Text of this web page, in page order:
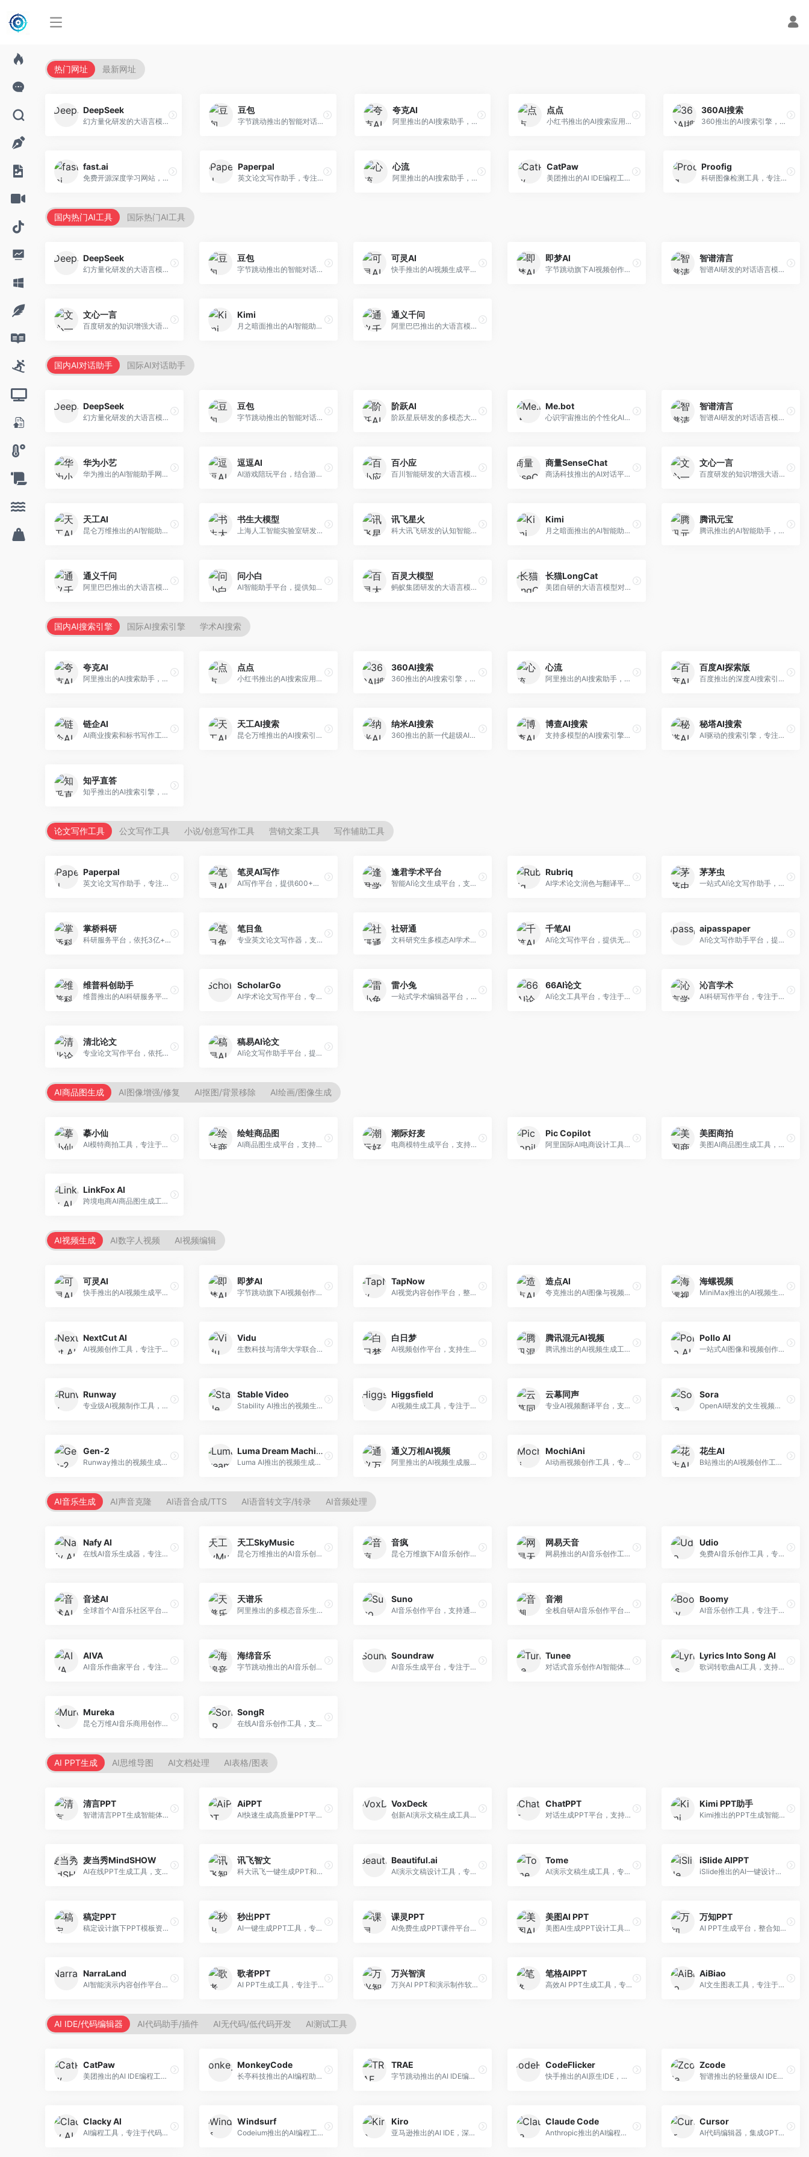
热门网址 最新网址
DeepSeek
幻方量化研发的大语言模型平台，专注于深度推理和代码生成能力。面向开发者、研究人员和技术爱好者，提供强大的逻辑推理和数学计算功能，开源生态完善，API接口友好。
豆包
字节跳动推出的智能对话助手平台，提供文本创作、知识问答、英语学习等多种AI服务。面向普通用户和内容创作者，支持多轮对话和文件解析，免费使用，响应速度快，中文理解能力强。
夸克AI
阿里推出的AI搜索助手，整合搜索与AI功能。面向年轻用户，提供智能搜索、文档处理、学习辅助等服务，与夸克生态深度整合。
点点
小红书推出的AI搜索应用，专注于生活方式内容搜索。面向小红书用户，提供生活攻略、消费决策、内容推荐等服务，生活方式内容丰富。
360AI搜索
360推出的AI搜索引擎，专注于安全智能搜索。面向普通用户，提供智能问答、网页搜索、内容整理等服务，安全防护能力强。
fast.ai
免费开源深度学习网站，专注于实用AI教学。面向开发者，提供免费深度学习课程、实战项目、代码库等资源，学习门槛低。
Paperpal
英文论文写作助手，专注于学术英语润色。面向需要发表国际期刊的研究者，提供语法检查、学术表达优化、格式规范等服务，英语表达地道专业。
心流
阿里推出的AI搜索助手，专注于智能信息获取。面向普通用户，提供智能搜索、内容整理、知识问答等服务，与阿里生态深度整合。
CatPaw
美团推出的AI IDE编程工具，专注于本地开发生态。面向开发者，提供智能代码补全、代码生成、项目管理等服务，本地开发体验好。
Proofig
科研图像检测工具，专注于学术图像完整性验证。面向科研人员，提供图像检测、重复分析、报告生成等服务，学术检测专业。
国内热门AI工具 国际热门AI工具
DeepSeek
幻方量化研发的大语言模型平台，专注于深度推理和代码生成能力。面向开发者、研究人员和技术爱好者，提供强大的逻辑推理和数学计算功能，开源生态完善，API接口友好。
豆包
字节跳动推出的智能对话助手平台，提供文本创作、知识问答、英语学习等多种AI服务。面向普通用户和内容创作者，支持多轮对话和文件解析，免费使用，响应速度快，中文理解能力强。
可灵AI
快手推出的AI视频生成平台，支持文生视频和图生视频，可生成长达2分钟的高质量视频内容。面向短视频创作者和营销人员，操作简便，生成效果逼真，适合商业推广和创意表达。
即梦AI
字节跳动旗下AI视频创作平台，支持多模态内容生成。面向内容创作者和营销人员，提供文生视频、图生视频、智能剪辑等功能，中文理解能力强，创作效率高。
智谱清言
智谱AI研发的对话语言模型，支持中英双语交互。面向中文用户和开发者，提供知识问答、代码编写、文档解读等服务，开源生态完善，学术研究背景深厚。
文心一言
百度研发的知识增强大语言模型，深度融合百度知识图谱和搜索能力。面向中文用户，提供知识问答、文本创作、逻辑推理等服务，中文语境理解准确，知识覆盖面广。
Kimi
月之暗面推出的AI智能助手，核心优势在于超长文本处理能力，支持20万字以上文档分析。面向学术研究者、职场人士和内容创作者，提供文档解读、PPT生成、联网搜索等综合服务。
通义千问
阿里巴巴推出的大语言模型平台，提供对话问答、文档处理、图像理解、代码编写等全方位AI服务。面向企业用户和个人开发者，集成阿里云生态，支持多模态交互，企业级安全保障。
国内AI对话助手 国际AI对话助手
DeepSeek
幻方量化研发的大语言模型平台，专注于深度推理和代码生成能力。面向开发者、研究人员和技术爱好者，提供强大的逻辑推理和数学计算功能，开源生态完善，API接口友好。
豆包
字节跳动推出的智能对话助手平台，提供文本创作、知识问答、英语学习等多种AI服务。面向普通用户和内容创作者，支持多轮对话和文件解析，免费使用，响应速度快，中文理解能力强。
阶跃AI
阶跃星辰研发的多模态大模型平台，支持文本、图像、视频的综合理解与生成。面向创作者和企业客户，提供内容创作、智能分析等服务，多模态能力突出。
Me.bot
心识宇宙推出的个性化AI伴侣，专注于情感交互和个人助理服务。面向个人用户，支持日程管理、情感陪伴、知识问答等功能，交互体验人性化。
智谱清言
智谱AI研发的对话语言模型，支持中英双语交互。面向中文用户和开发者，提供知识问答、代码编写、文档解读等服务，开源生态完善，学术研究背景深厚。
华为小艺
华为推出的AI智能助手网页端，深度整合鸿蒙生态和华为云服务。面向华为设备用户，支持语音交互、智能问答、设备控制等功能，与华为硬件生态无缝衔接。
逗逗AI
AI游戏陪玩平台，结合游戏理解和自然语言交互技术。面向游戏玩家，提供游戏攻略、陪玩互动、社交聊天等服务，游戏知识丰富，互动体验有趣。
百小应
百川智能研发的大语言模型助手，专注于中文理解和生成。面向中文用户，提供知识问答、文本创作、代码辅助等服务，模型参数规模大，中文表达流畅自然。
商量SenseChat
商汤科技推出的AI对话平台，结合计算机视觉和自然语言处理技术。面向企业用户和开发者，支持多模态交互，视觉理解能力强，适合智能客服和内容创作场景。
文心一言
百度研发的知识增强大语言模型，深度融合百度知识图谱和搜索能力。面向中文用户，提供知识问答、文本创作、逻辑推理等服务，中文语境理解准确，知识覆盖面广。
天工AI
昆仑万维推出的AI智能助手，集成搜索、对话、创作等多种能力。面向普通用户和内容创作者，支持联网搜索、文本生成、图像理解等功能，响应速度快，免费使用。
书生大模型
上海人工智能实验室研发的开源大模型系列，支持多尺度和多模态。面向研究机构和开发者，开源生态完善，学术研究背景深厚，适合科研和定制开发。
讯飞星火
科大讯飞研发的认知智能大模型，深度融合语音识别和自然语言处理技术。面向企业用户和教育领域，提供语音交互、文档处理、代码生成等服务，中文语音识别准确率高。
Kimi
月之暗面推出的AI智能助手，核心优势在于超长文本处理能力，支持20万字以上文档分析。面向学术研究者、职场人士和内容创作者，提供文档解读、PPT生成、联网搜索等综合服务。
腾讯元宝
腾讯推出的AI智能助手，整合微信生态和腾讯云服务。面向普通用户和企业客户，支持文档解析、图像理解、联网搜索等功能，与腾讯产品无缝衔接，办公协作便捷。
通义千问
阿里巴巴推出的大语言模型平台，提供对话问答、文档处理、图像理解、代码编写等全方位AI服务。面向企业用户和个人开发者，集成阿里云生态，支持多模态交互，企业级安全保障。
问小白
AI智能助手平台，提供知识问答、文本创作、文档处理等服务。面向普通用户和职场人士，操作简便，响应速度快，支持多场景应用。
百灵大模型
蚂蚁集团研发的大语言模型平台，专注于金融科技和企业服务。面向金融机构和企业客户，提供智能客服、风险分析、文档处理等服务，金融场景理解深入。
长猫LongCat
美团自研的大语言模型对话平台，专注于本地生活服务场景。面向美团生态用户，提供智能推荐、服务问答等功能，本地生活知识覆盖全面。
国内AI搜索引擎 国际AI搜索引擎 学术AI搜索
夸克AI
阿里推出的AI搜索助手，整合搜索与AI功能。面向年轻用户，提供智能搜索、文档处理、学习辅助等服务，与夸克生态深度整合。
点点
小红书推出的AI搜索应用，专注于生活方式内容搜索。面向小红书用户，提供生活攻略、消费决策、内容推荐等服务，生活方式内容丰富。
360AI搜索
360推出的AI搜索引擎，专注于安全智能搜索。面向普通用户，提供智能问答、网页搜索、内容整理等服务，安全防护能力强。
心流
阿里推出的AI搜索助手，专注于智能信息获取。面向普通用户，提供智能搜索、内容整理、知识问答等服务，与阿里生态深度整合。
百度AI探索版
百度推出的深度AI搜索引擎，整合百度知识图谱。面向中文用户，提供智能问答、知识探索、内容生成等服务，知识覆盖面广。
链企AI
AI商业搜索和标书写作工具，专注于企业服务场景。面向企业用户，提供商业信息搜索、标书生成、企业分析等服务，商业信息专业。
天工AI搜索
昆仑万维推出的AI搜索引擎，整合大模型与搜索能力。面向普通用户，提供智能问答、深度搜索、内容整理等服务，中文搜索体验好。
纳米AI搜索
360推出的新一代超级AI搜索，深度整合360搜索资源。面向普通用户，提供智能问答、多模态搜索、内容生成等服务，安全可靠。
博查AI搜索
支持多模型的AI搜索引擎，整合多种大模型能力。面向AI爱好者，提供多模型搜索、答案对比、深度分析等服务，模型选择灵活。
秘塔AI搜索
AI驱动的搜索引擎，专注于无广告直达结果。面向研究者和信息获取需求者，提供深度搜索、来源标注、答案整理等服务，搜索结果干净准确，信息可信度高。
知乎直答
知乎推出的AI搜索引擎，专注于知识问答场景。面向知识获取者，提供知乎内容搜索、智能问答、知识整理等服务，专业知识丰富。
论文写作工具 公文写作工具 小说/创意写作工具 营销文案工具 写作辅助工具
Paperpal
英文论文写作助手，专注于学术英语润色。面向需要发表国际期刊的研究者，提供语法检查、学术表达优化、格式规范等服务，英语表达地道专业。
笔灵AI写作
AI写作平台，提供600+写作模板。面向学生、职场人士和内容创作者，支持论文、公文、营销文案等多种文体，模板丰富，一键生成，写作效率大幅提升。
逢君学术平台
智能AI论文生成平台，支持查重检测。面向高校学生和研究人员，提供论文选题、内容生成、查重修改等一站式服务，学术写作流程完整。
Rubriq
AI学术论文润色与翻译平台。面向国际期刊投稿者，提供论文润色、翻译、格式调整等服务，支持多语言，学术表达专业规范。
茅茅虫
一站式AI论文写作助手，覆盖学术写作全场景。面向高校学生和科研人员，提供开题报告、文献综述、论文正文等写作服务，支持多学科多类型论文，操作简便。
掌桥科研
科研服务平台，依托3亿+真实文献数据库。面向学术研究者和学生，提供文献检索、论文写作、科研数据分析等服务，文献资源丰富，学术支持专业。
笔目鱼
专业英文论文写作器，支持学术论文全流程。面向留学生和国际期刊投稿者，提供英文论文撰写、润色、格式调整等服务，学术英语表达规范。
社研通
文科研究生多模态AI学术写作平台。面向文科研究生和社科研究者，提供文献综述、理论分析、定性研究辅助等服务，文科研究方法论支持完善。
千笔AI
AI论文写作平台，提供无限改稿服务。面向高校学生和学术研究者，支持论文选题、大纲生成、内容撰写、查重修改等全流程服务，改稿次数不限，服务质量有保障。
aipasspaper
AI论文写作助手平台，提供智能化的学术写作支持。面向大学生和研究人员，支持多种学科论文生成，提供参考文献管理和格式规范服务，写作效率高。
维普科创助手
维普推出的AI科研服务平台，整合学术资源与智能写作。面向科研人员和高校师生，提供文献检索、论文写作、查重检测等一站式服务，学术资源权威可靠。
ScholarGo
AI学术论文写作平台，专注于理工科领域的逻辑构建。面向理工科研究生和科研工作者，提供公式编辑、数据分析、论文结构优化等服务，理工科写作逻辑严谨。
雷小兔
一站式学术编辑器平台，覆盖论文写作全流程。面向高校学生和科研人员，提供选题分析、文献检索、论文生成、查重降重等服务，操作流程清晰，学术写作效率显著提升。
66AI论文
AI论文工具平台，专注于高质量低查重论文生成。面向大学生和研究生，提供论文写作、降重修改等服务，生成内容原创度高，查重率低。
沁言学术
AI科研写作平台，专注于学术研究辅助。面向研究生和科研工作者，提供文献分析、研究方法指导、论文撰写等服务，学术资源丰富，研究支持全面。
清北论文
专业论文写作平台，依托高校学术资源。面向本科生和研究生，提供论文指导、写作辅助、查重检测等服务，学术规范性强，适合追求高质量论文的用户。
稿易AI论文
AI论文写作助手平台，提供智能化学术写作支持。面向高校学生，支持多种论文类型生成，提供参考文献管理和格式规范服务，操作流程简单。
AI商品图生成 AI图像增强/修复 AI抠图/背景移除 AI绘画/图像生成
摹小仙
AI模特商拍工具，专注于服装电商。面向服装电商卖家，提供虚拟模特试穿、商品展示图生成等服务，模特形象多样，拍摄成本低。
绘蛙商品图
AI商品图生成平台，支持模特换装和场景生成。面向电商卖家，提供商品上身效果展示、场景化商品图生成等服务，电商营销效果显著。
潮际好麦
电商模特生成平台，支持AI虚拟模特创作。面向服装和配饰电商，提供模特试穿、商品展示、营销素材生成等服务，模特形象可定制。
Pic Copilot
阿里国际AI电商设计工具，专注于跨境电商。面向跨境电商卖家，提供商品图优化、营销海报生成、多语言适配等服务，海外市场适配性强。
美图商拍
美图AI商品图生成工具，整合美图生态。面向电商卖家，提供商品图美化、模特替换、场景生成等服务，移动端操作便捷。
LinkFox AI
跨境电商AI商品图生成工具。面向跨境电商卖家，支持多语言商品图生成、模特替换、场景优化等服务，适配海外电商平台需求。
AI视频生成 AI数字人视频 AI视频编辑
可灵AI
快手推出的AI视频生成平台，支持文生视频和图生视频，可生成长达2分钟的高质量视频内容。面向短视频创作者和营销人员，操作简便，生成效果逼真，适合商业推广和创意表达。
即梦AI
字节跳动旗下AI视频创作平台，支持多模态内容生成。面向内容创作者和营销人员，提供文生视频、图生视频、智能剪辑等功能，中文理解能力强，创作效率高。
TapNow
AI视觉内容创作平台，整合图像与视频生成能力。面向内容创作者，提供文生图、文生视频、智能编辑等服务，创作工具丰富，一站式体验便捷。
造点AI
夸克推出的AI图像与视频创作平台。面向普通用户和内容创作者，提供文生图、文生视频等功能，操作简便，与夸克生态深度整合。
海螺视频
MiniMax推出的AI视频生成工具，支持高质量视频创作。面向内容创作者，提供文生视频、视频编辑等功能，生成速度快，视频效果自然流畅。
NextCut AI
AI视频创作工具，专注于智能剪辑和视频生成。面向视频创作者，提供智能剪辑、视频生成、特效添加等功能，剪辑效率高，适合快节奏内容生产。
Vidu
生数科技与清华大学联合研发的AI视频生成大模型。面向视频创作者和内容生产者，支持文生视频、图生视频，视频质量高，物理运动理解准确，国产视频生成领先工具。
白日梦
AI视频创作平台，支持生成长达50分钟的长视频内容。面向长视频创作者和内容生产者，支持故事视频生成、视频编辑等功能，适合叙事性内容创作。
腾讯混元AI视频
腾讯推出的AI视频生成工具，基于混元大模型。面向腾讯生态用户和内容创作者，支持文生视频、视频编辑等功能，与腾讯产品生态深度整合。
Pollo AI
一站式AI图像和视频创作平台，整合多种生成工具。面向内容创作者，提供文生图、文生视频、视频编辑等服务，创作工具全面，一站式体验便捷。
Runway
专业级AI视频制作工具，支持视频生成与编辑。面向影视制作人和创意工作者，提供文生视频、视频编辑、绿幕抠像等专业功能，视频处理能力强，适合专业创作场景。
Stable Video
Stability AI推出的视频生成模型，开源可部署。面向开发者和专业创作者，支持视频生成、视频编辑等功能，开源生态完善，定制化程度高。
Higgsfield
AI视频生成工具，专注于高质量视频内容创作。面向视频创作者和营销人员，支持文生视频、视频编辑等功能，视频效果逼真，适合商业应用。
云幕同声
专业AI视频翻译平台，支持视频多语言配音和字幕生成。面向跨境电商和内容出海从业者，提供视频翻译、配音、字幕生成等服务，多语言支持完善。
Sora
OpenAI研发的文生视频大模型，可根据文字描述生成长达60秒的高清视频。面向影视创作者、广告从业者和内容生产者，视频连贯性强，物理世界理解准确，代表了AI视频生成的最高水平。
Gen-2
Runway推出的视频生成模型，专注于文生视频和视频风格转换。面向影视制作人和创意工作者，支持文本到视频、图像到视频等多种生成模式，视频质量专业级。
Luma Dream Machine
Luma AI推出的视频生成工具，专注于高质量视频创作。面向影视创作者和内容生产者，支持文生视频、图生视频，视频质量高，物理运动流畅自然。
通义万相AI视频
阿里推出的AI视频生成服务，整合图像与视频创作能力。面向电商和营销从业者，支持商品视频生成、营销视频制作等服务，商业应用场景丰富。
MochiAni
AI动画视频创作工具，专注于动画内容生成。面向动画创作者和二次元内容生产者，支持动画风格视频生成，动画效果流畅，适合动漫内容创作。
花生AI
B站推出的AI视频创作工具，专注于短视频内容生成。面向B站创作者，支持视频生成、视频编辑等功能，与B站平台深度整合，创作效率高。
AI音乐生成 AI声音克隆 AI语音合成/TTS AI语音转文字/转录 AI音频处理
Nafy AI
在线AI音乐生成器，专注于快速音乐创作。面向内容创作者，支持多种风格音乐生成，操作简便，生成速度快，适合快速配乐需求。
天工SkyMusic
昆仑万维推出的AI音乐创作平台，基于天工大模型。面向音乐创作者，支持歌词生成、旋律创作、音乐编曲等服务，中文音乐创作能力强。
音疯
昆仑万维旗下AI音乐创作平台，专注于音乐内容生成。面向音乐爱好者和内容创作者，提供多种风格音乐生成，操作简便，创作速度快。
网易天音
网易推出的AI音乐创作工具，支持作词、作曲与编曲。面向音乐爱好者和独立音乐人，提供歌词生成、旋律创作、编曲制作等服务，与网易云音乐生态深度整合。
Udio
免费AI音乐创作工具，专注于高质量音乐生成。面向音乐创作者和内容制作者，支持多种音乐风格生成，音质专业，创作自由度高，适合专业音乐制作场景。
音述AI
全球首个AI音乐社区平台，整合创作与分享功能。面向音乐创作者和爱好者，提供音乐创作、作品分享、社区交流等服务，社区氛围活跃。
天谱乐
阿里推出的多模态音乐生成平台，整合音频与文本理解能力。面向内容创作者，支持歌词生成、旋律创作、音乐编辑等服务，与阿里生态深度整合。
Suno
AI音乐创作平台，支持通过文字描述生成完整歌曲，包含歌词、旋律和人声。面向音乐爱好者、内容创作者和独立音乐人，操作门槛低，创作速度快，支持多种音乐风格，为音乐创作带来全新可能。
音潮
全栈自研AI音乐创作平台，支持从创作到发布的完整流程。面向独立音乐人和音乐工作室，提供作词作曲、编曲混音、音乐发布等服务，创作工具专业。
Boomy
AI音乐创作工具，专注于快速音乐生成与发布。面向音乐爱好者和业余创作者，支持一键生成原创音乐，可直接发布到音乐平台，创作门槛低。
AIVA
AI音乐作曲家平台，专注于古典和影视配乐创作。面向影视制作人和游戏开发者，提供原创音乐生成、配乐定制等服务，音乐风格专业，适合影视游戏配乐。
海绵音乐
字节跳动推出的AI音乐创作平台，支持多风格音乐生成。面向内容创作者和音乐爱好者，提供歌词创作、旋律生成、编曲制作等服务，创作效率高，适合短视频配乐。
Soundraw
AI音乐生成平台，专注于免版税音乐创作。面向视频创作者和内容制作者，提供背景音乐生成、音乐定制等服务，音乐版权清晰，适合视频配乐场景。
Tunee
对话式音乐创作AI智能体，支持自然语言交互创作。面向音乐爱好者，通过对话方式完成音乐创作，交互体验友好，创作过程直观。
Lyrics Into Song AI
歌词转歌曲AI工具，支持将歌词转化为完整歌曲。面向歌词创作者和音乐爱好者，提供歌词谱曲、编曲制作等服务，歌词音乐化效率高。
Mureka
昆仑万维AI音乐商用创作平台，专注于商业音乐授权。面向企业和商业用户，提供版权音乐生成、商用授权等服务，音乐版权清晰，商业应用安全。
SongR
在线AI音乐创作工具，支持歌词与旋律一体化生成。面向内容创作者和音乐爱好者，提供歌词创作、旋律生成、音乐制作等服务，操作简便，创作速度快。
AI PPT生成 AI思维导图 AI文档处理 AI表格/图表
清言PPT
智谱清言PPT生成智能体，基于GLM大模型。面向智谱用户，支持对话生成PPT、内容优化等服务，与智谱生态深度整合。
AiPPT
AI快速生成高质量PPT平台，支持主题定制。面向职场人士和学生，提供一键生成、模板选择、内容优化等服务，PPT制作速度快，设计质量高。
VoxDeck
创新AI演示文稿生成工具，支持语音交互创作。面向职场人士，支持语音输入、PPT生成、内容优化等功能，语音创作体验便捷。
ChatPPT
对话生成PPT平台，支持自然语言交互创作。面向职场人士和教育工作者，通过对话方式完成PPT制作，交互体验友好，创作过程直观。
Kimi PPT助手
Kimi推出的PPT生成智能体，整合长文本处理能力。面向职场人士和学生，支持文档解析、PPT生成、内容优化等服务，与Kimi生态深度整合。
麦当秀MindSHOW
AI在线PPT生成工具，支持思维导图转PPT。面向职场人士，提供思维导图导入、PPT生成、模板选择等服务，思维导图转PPT效率高。
讯飞智文
科大讯飞一键生成PPT和Word工具，整合语音技术。面向职场人士，支持语音输入、文档生成、格式调整等功能，办公效率显著提升。
Beautiful.ai
AI演示文稿设计工具，专注于自动化设计排版。面向职场人士，提供智能排版、模板选择、设计优化等服务，设计美观度高。
Tome
AI演示文稿生成工具，专注于故事化演示创作。面向创业者和营销人员，提供故事叙述、视觉设计、内容生成等服务，演示文稿叙事性强。
iSlide AIPPT
iSlide推出的AI一键设计精美PPT工具。面向PPT设计用户，提供模板库、内容生成、设计优化等服务，与iSlide插件深度整合。
稿定PPT
稿定设计旗下PPT模板资源库，整合AI生成功能。面向设计师和职场人士，提供海量PPT模板、AI内容生成等服务，模板质量高。
秒出PPT
AI一键生成PPT工具，专注于快速演示文稿制作。面向职场人士，支持主题输入、内容生成、模板套用等功能，PPT生成速度快，适合紧急制作场景。
课灵PPT
AI免费生成PPT课件平台，专注于教育场景。面向教师和教育工作者，提供课件生成、教学设计、模板选择等服务，教育适配性强。
美图AI PPT
美图AI生成PPT设计工具，整合图像处理能力。面向设计师和职场人士，提供PPT生成、图片美化、设计优化等服务，视觉设计美观。
万知PPT
AI PPT生成平台，整合知识库与创作功能。面向职场人士，支持内容检索、PPT生成、设计优化等服务，知识整合能力强。
NarraLand
AI智能演示内容创作平台，专注于叙事演示。面向内容创作者，提供故事创作、演示生成、动画设计等服务，演示内容生动有趣。
歌者PPT
AI PPT生成工具，专注于演示文稿智能创作。面向职场人士，支持主题输入、内容生成、设计美化等功能，PPT制作效率高。
万兴智演
万兴AI PPT和演示制作软件，整合视频演示功能。面向职场人士和教育工作者，提供PPT生成、演示录制、视频制作等服务，演示功能完善。
笔格AIPPT
高效AI PPT生成工具，专注于演示文稿智能创作。面向职场人士，支持主题输入、内容生成、设计美化等功能，PPT制作效率高。
AiBiao
AI文生图表工具，专注于数据可视化展示。面向数据分析师和职场人士，提供图表生成、数据可视化、PPT嵌入等服务，数据展示专业。
AI IDE/代码编辑器 AI代码助手/插件 AI无代码/低代码开发 AI测试工具
CatPaw
美团推出的AI IDE编程工具，专注于本地开发生态。面向开发者，提供智能代码补全、代码生成、项目管理等服务，本地开发体验好。
MonkeyCode
长亭科技推出的AI编程助手，专注于安全开发。面向开发者，提供代码生成、安全检测、漏洞修复等服务，安全开发能力强。
TRAE
字节跳动推出的AI IDE编程工具，深度集成大模型能力。面向开发者，提供智能代码补全、代码解释、重构优化等服务，编程效率显著提升。
CodeFlicker
快手推出的AI原生IDE，专注于短视频相关开发。面向快手生态开发者，提供代码生成、调试辅助等服务，与快手开发生态深度整合。
Zcode
智谱推出的轻量级AI IDE，基于GLM模型。面向开发者，提供智能代码补全、代码生成、错误检测等服务，中文编程支持好。
Clacky AI
AI编程工具，专注于代码智能生成与优化。面向开发者，提供代码生成、代码重构、错误修复等服务，编程效率高。
Windsurf
Codeium推出的AI编程工具，专注于代码智能辅助。面向开发者，提供代码补全、代码生成、代码解释等服务，多语言支持完善。
Kiro
亚马逊推出的AI IDE，深度整合AWS云服务。面向AWS开发者，提供代码生成、云服务集成、部署自动化等服务，与AWS生态无缝衔接。
Claude Code
Anthropic推出的AI编程工具，基于Claude模型。面向开发者，提供代码生成、代码审查、调试辅助等服务，代码质量高，推理能力强。
Cursor
AI代码编辑器，集成GPT-4模型，专注于智能编程辅助。面向开发者，提供代码生成、代码解释、错误修复等服务，编程体验流畅，开发效率高。